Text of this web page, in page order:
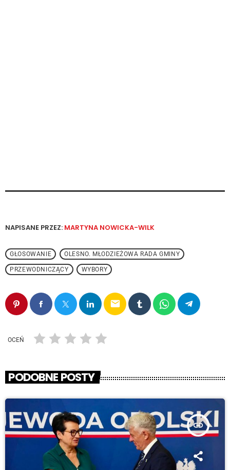
NAPISANE PRZEZ: MARTYNA NOWICKA-WILK
GŁOSOWANIE OLESNO. MŁODZIEŻOWA RADA GMINY
PRZEWODNICZĄCY WYBORY
email
OCEŃ
PODOBNE POSTY
insert_link